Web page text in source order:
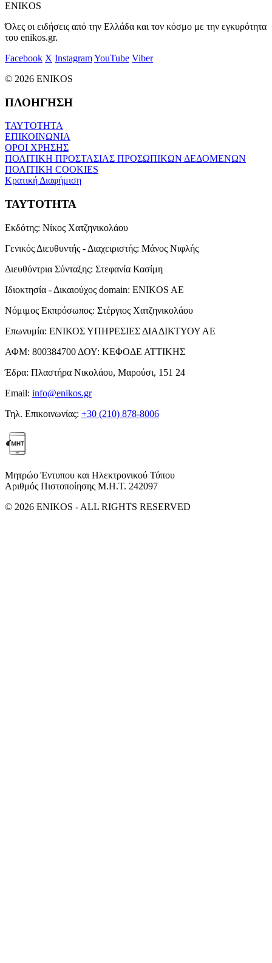
ENIKOS
Όλες οι ειδήσεις από την Ελλάδα και τον κόσμο με την εγκυρότητα
του enikos.gr.
Facebook X InstagramYouTube Viber
© 2026 ENIKOS
ΠΛΟΗΓΗΣΗ
ΤΑΥΤΟΤΗΤΑ
ΕΠΙΚΟΙΝΩΝΙΑ
ΟΡΟΙ ΧΡΗΣΗΣ
ΠΟΛΙΤΙΚΗ ΠΡΟΣΤΑΣΙΑΣ ΠΡΟΣΩΠΙΚΩΝ ΔΕΔΟΜΕΝΩΝ
ΠΟΛΙΤΙΚΗ COOKIES
Κρατική Διαφήμιση
ΤΑΥΤΟΤΗΤΑ
Εκδότης: Νίκος Χατζηνικολάου
Γενικός Διευθυντής - Διαχειριστής: Μάνος Νιφλής
Διευθύντρια Σύνταξης: Στεφανία Κασίμη
Ιδιοκτησία - Δικαιούχος domain: ENIKOS AE
Νόμιμος Εκπρόσωπος: Στέργιος Χατζηνικολάου
Επωνυμία: ΕΝΙΚΟΣ ΥΠΗΡΕΣΙΕΣ ΔΙΑΔΙΚΤΥΟΥ ΑΕ
ΑΦΜ: 800384700 ΔΟΥ: ΚΕΦΟΔΕ ΑΤΤΙΚΗΣ
Έδρα: Πλαστήρα Νικολάου, Μαρούσι, 151 24
Email: info@enikos.gr
Τηλ. Επικοινωνίας: +30 (210) 878-8006
Μητρώο Έντυπου και Ηλεκτρονικού Τύπου
Αριθμός Πιστοποίησης Μ.Η.Τ. 242097
© 2026 ENIKOS - ALL RIGHTS RESERVED